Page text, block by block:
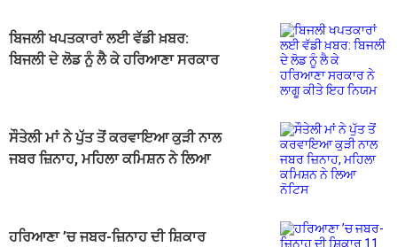
ਬਿਜਲੀ ਖਪਤਕਾਰਾਂ ਲਈ ਵੱਡੀ ਖ਼ਬਰ:
ਬਿਜਲੀ ਦੇ ਲੋਡ ਨੂੰ ਲੈ ਕੇ ਹਰਿਆਣਾ ਸਰਕਾਰ
ਸੌਤੇਲੀ ਮਾਂ ਨੇ ਪੁੱਤ ਤੋਂ ਕਰਵਾਇਆ ਕੁੜੀ ਨਾਲ
ਜਬਰ ਜ਼ਿਨਾਹ, ਮਹਿਲਾ ਕਮਿਸ਼ਨ ਨੇ ਲਿਆ
ਹਰਿਆਣਾ ’ਚ ਜਬਰ-ਜ਼ਿਨਾਹ ਦੀ ਸ਼ਿਕਾਰ